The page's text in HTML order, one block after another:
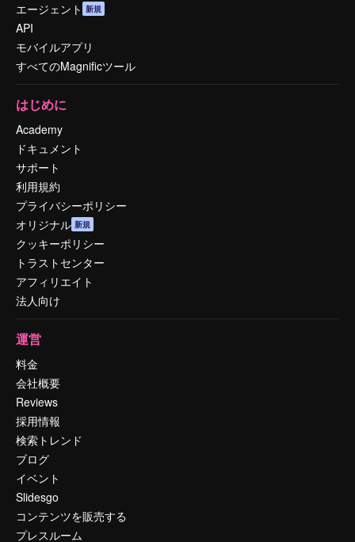
エージェント 新規
API
モバイルアプリ
すべてのMagnificツール
はじめに
Academy
ドキュメント
サポート
利用規約
プライバシーポリシー
オリジナル 新規
クッキーポリシー
トラストセンター
アフィリエイト
法人向け
運営
料金
会社概要
Reviews
採用情報
検索トレンド
ブログ
イベント
Slidesgo
コンテンツを販売する
プレスルーム